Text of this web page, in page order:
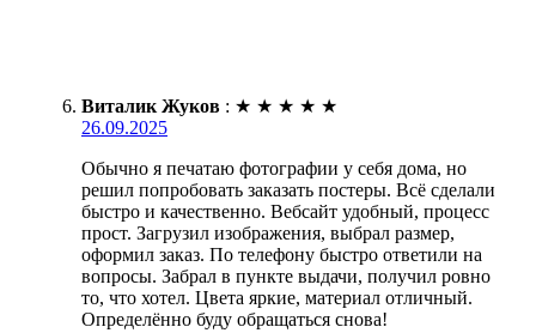
Виталик Жуков : ★ ★ ★ ★ ★
26.09.2025
Обычно я печатаю фотографии у себя дома, но
решил попробовать заказать постеры. Всё сделали
быстро и качественно. Вебсайт удобный, процесс
прост. Загрузил изображения, выбрал размер,
оформил заказ. По телефону быстро ответили на
вопросы. Забрал в пункте выдачи, получил ровно
то, что хотел. Цвета яркие, материал отличный.
Определённо буду обращаться снова!